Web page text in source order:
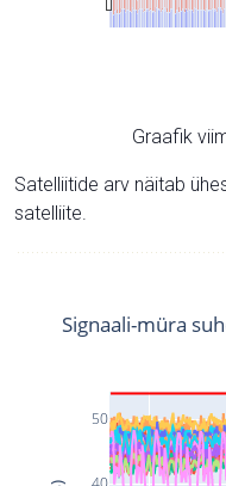
Graafik
Satelliitide arv näitab
satelliite.
50
Signaali-müra